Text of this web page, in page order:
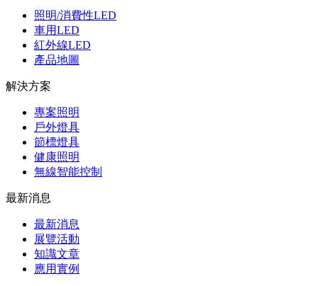
照明/消費性LED
車用LED
紅外線LED
產品地圖
解決方案
專案照明
戶外燈具
節標燈具
健康照明
無線智能控制
最新消息
最新消息
展覽活動
知識⽂章
應⽤實例